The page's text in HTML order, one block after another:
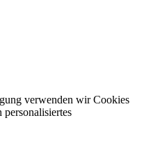
verwenden wir Cookies